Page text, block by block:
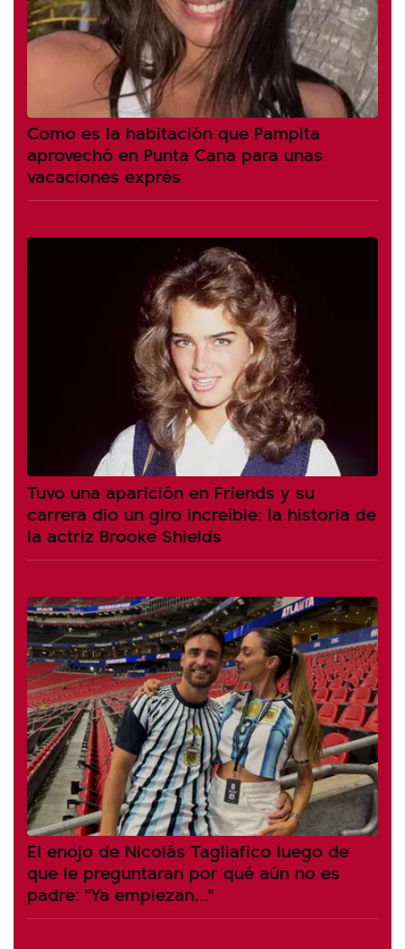
Como es la habitación que Pampita
aprovechó en Punta Cana para unas
vacaciones exprés
Tuvo una aparición en Friends y su
carrera dio un giro increíble: la historia de
la actriz Brooke Shields
El enojo de Nicolás Tagliafico luego de
que le preguntaran por qué aún no es
padre: "Ya empiezan..."